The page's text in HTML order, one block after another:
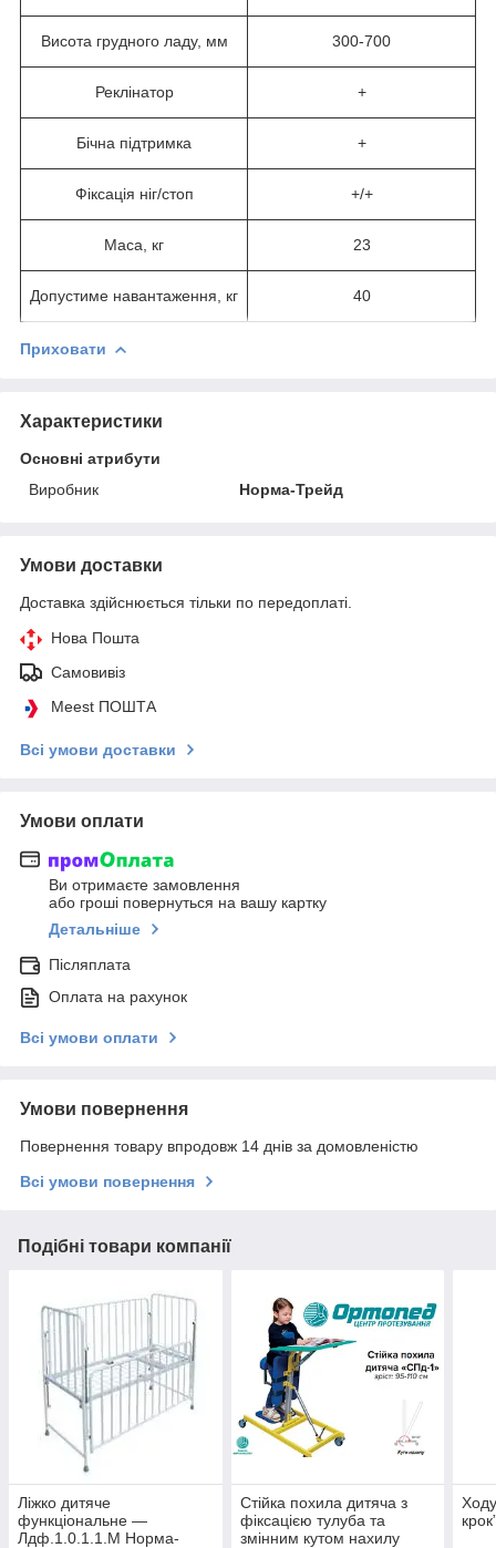
Висота грудного ладу, мм 300-700
Реклінатор +
Бічна підтримка +
Фіксація ніг/стоп +/+
Маса, кг 23
Допустиме навантаження, кг 40
Приховати
Характеристики
Основні атрибути
Виробник
Норма-Трейд
Умови доставки
Доставка здійснюється тільки по передоплаті.
Нова Пошта
Самовивіз
Meest ПОШТА
Всі умови доставки
Умови оплати
Ви отримаєте замовлення
або гроші повернуться на вашу картку
Детальніше
Післяплата
Оплата на рахунок
Всі умови оплати
Умови повернення
Повернення товару впродовж 14 днів за домовленістю
Всі умови повернення
Подібні товари компанії
Ліжко дитяче
функціональне —
Лдф.1.0.1.1.М Норма-
Стійка похила дитяча з
фіксацією тулуба та
змінним кутом нахилу